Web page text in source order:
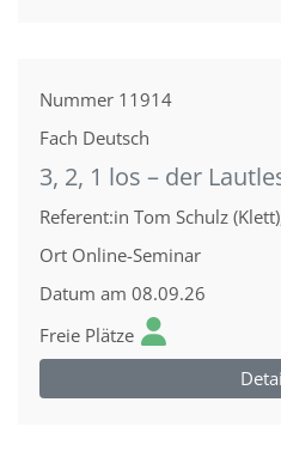
Nummer 11914
Fach Deutsch
3, 2, 1 los – der
Referent:in Tom Schulz
Ort Online-Seminar
Datum am 08.09.26
Freie Plätze